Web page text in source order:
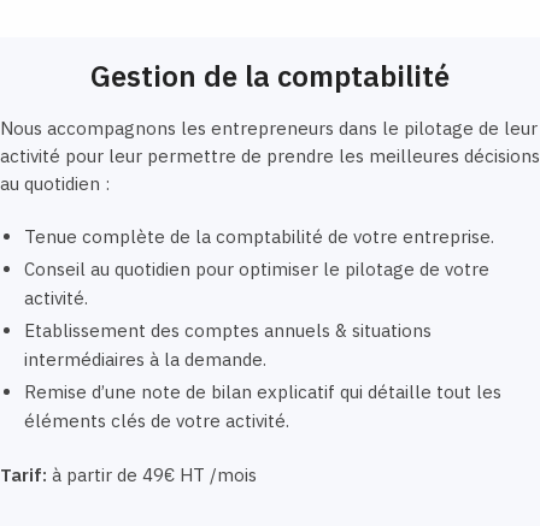
Gestion de la comptabilité
Nous accompagnons les entrepreneurs dans le pilotage de leur
activité pour leur permettre de prendre les meilleures décisions
au quotidien :
Tenue complète de la comptabilité de votre entreprise.
Conseil au quotidien pour optimiser le pilotage de votre
activité.
Etablissement des comptes annuels & situations
intermédiaires à la demande.
Remise d’une note de bilan explicatif qui détaille tout les
éléments clés de votre activité.
Tarif: à partir de 49€ HT /mois